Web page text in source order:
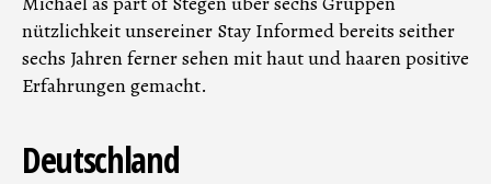
nützlichkeit unsereiner Stay Informed bereits seither
sechs Jahren ferner sehen mit haut und haaren positive
Erfahrungen gemacht.
Deutschland